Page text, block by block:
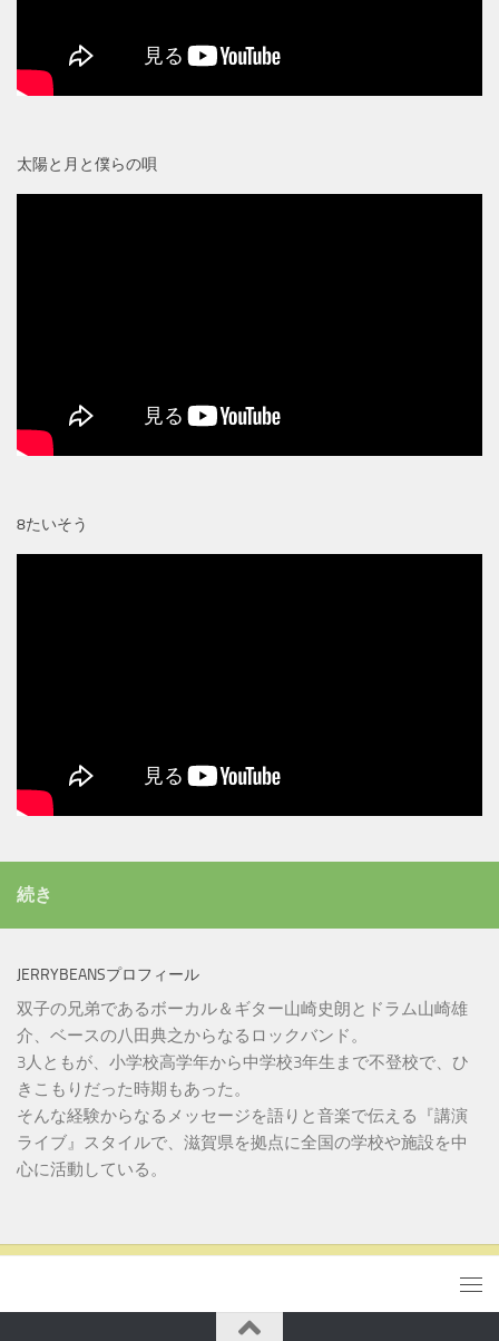
太陽と月と僕らの唄
8たいそう
続き
JERRYBEANSプロフィール
双子の兄弟であるボーカル＆ギター山崎史朗とドラム山崎雄
介、ベースの八田典之からなるロックバンド。
3人ともが、小学校高学年から中学校3年生まで不登校で、ひ
きこもりだった時期もあった。
そんな経験からなるメッセージを語りと音楽で伝える『講演
ライブ』スタイルで、滋賀県を拠点に全国の学校や施設を中
心に活動している。